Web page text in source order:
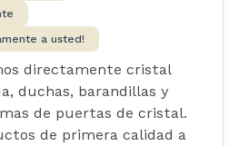
a usted!
directamente cristal
duchas, barandillas y
de puertas de cristal.
de primera calidad a